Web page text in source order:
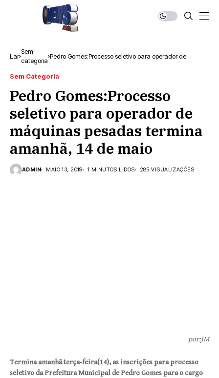
Lar
Sem
categoria
Pedro Gomes:Processo seletivo para operador de
Sem Categoria
Pedro Gomes:Processo
seletivo para operador de
máquinas pesadas termina
amanhã, 14 de maio
ADMIN MAIO 13, 2019 1 MINUTOS LIDOS 285 VISUALIZAÇÕES
por:JM
Termina amanhã terça-feira(14), as inscrições para processo
seletivo da Prefeitura Municipal de Pedro Gomes para o cargo